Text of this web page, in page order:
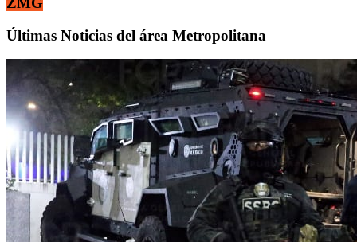
Últimas Noticias del área Metropolitana